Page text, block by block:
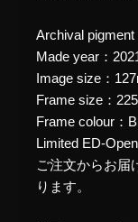
Archival pigment
Made year：
Image size：
Frame size：
Frame colour：
Limited ED-Open
ご注文からお届
ります。